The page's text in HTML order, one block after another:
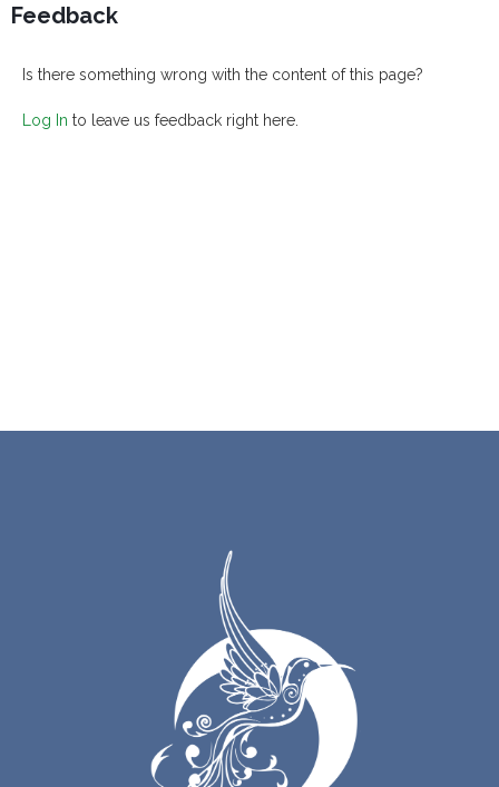
Feedback
Is there something wrong with the content of this page?
Log In to leave us feedback right here.